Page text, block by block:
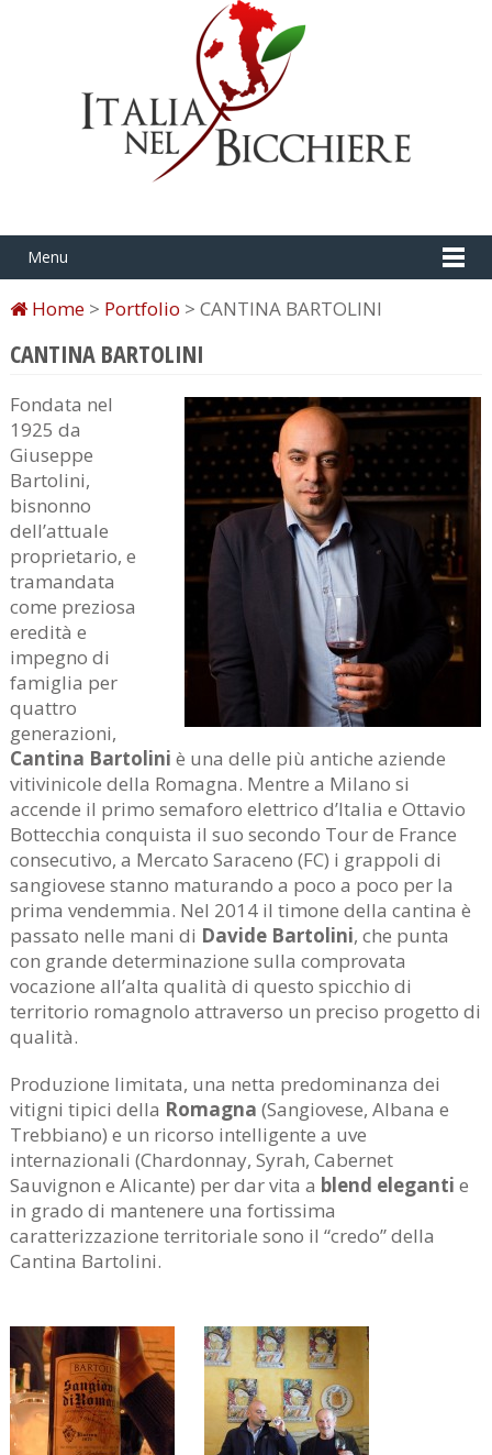
Menu
Home> Portfolio > CANTINA BARTOLINI
CANTINA BARTOLINI
Fondata nel
1925 da
Giuseppe
Bartolini,
bisnonno
dell’attuale
proprietario, e
tramandata
come preziosa
eredità e
impegno di
famiglia per
quattro
generazioni,
Cantina Bartolini è una delle più antiche aziende
vitivinicole della Romagna. Mentre a Milano si
accende il primo semaforo elettrico d’Italia e Ottavio
Bottecchia conquista il suo secondo Tour de France
consecutivo, a Mercato Saraceno (FC) i grappoli di
sangiovese stanno maturando a poco a poco per la
prima vendemmia. Nel 2014 il timone della cantina è
passato nelle mani di Davide Bartolini, che punta
con grande determinazione sulla comprovata
vocazione all’alta qualità di questo spicchio di
territorio romagnolo attraverso un preciso progetto di
qualità.
Produzione limitata, una netta predominanza dei
vitigni tipici della Romagna (Sangiovese, Albana e
Trebbiano) e un ricorso intelligente a uve
internazionali (Chardonnay, Syrah, Cabernet
Sauvignon e Alicante) per dar vita a blend eleganti e
in grado di mantenere una fortissima
caratterizzazione territoriale sono il “credo” della
Cantina Bartolini.